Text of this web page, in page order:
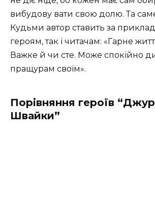
вибудову­ вати свою долю. Та
Кудьми автор ставить за
героям, так і читачам: «Гарне
Важке й чи­ сте. Може спокійно
пращурам своїм».
Порівняння героїв
Швайки”